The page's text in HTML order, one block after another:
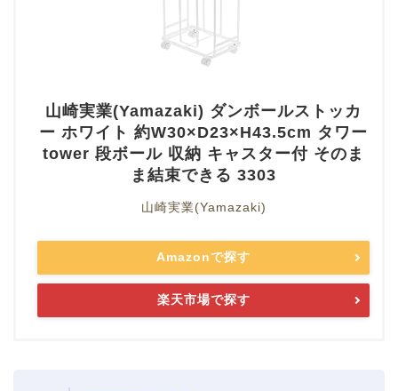
山崎実業(Yamazaki) ダンボールストッカ
ー ホワイト 約W30×D23×H43.5cm タワー
tower 段ボール 収納 キャスター付 そのま
ま結束できる 3303
山崎実業(Yamazaki)
Amazonで探す
楽天市場で探す